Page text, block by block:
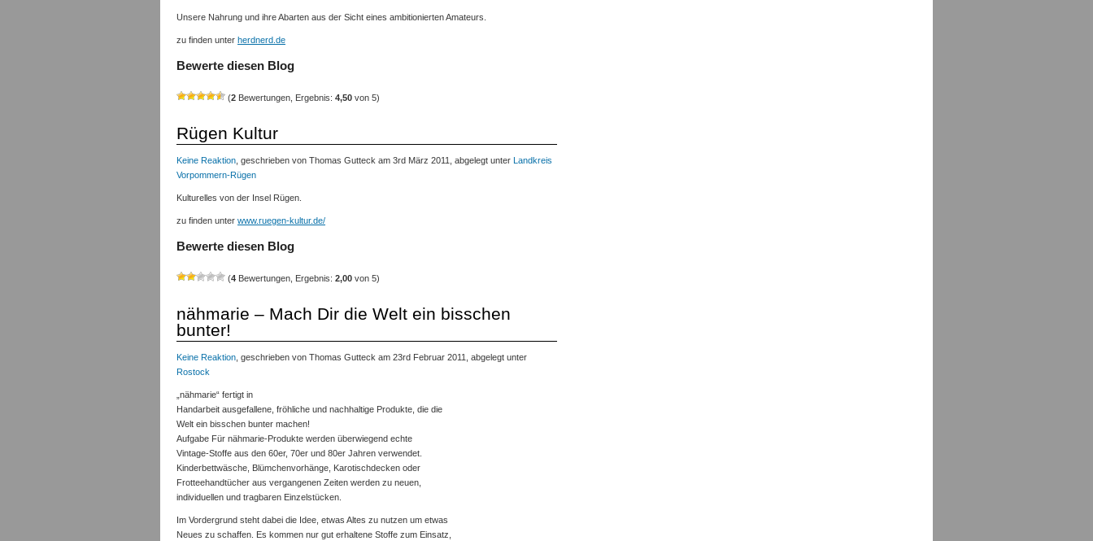
Unsere Nahrung und ihre Abarten aus der Sicht eines ambitionierten Amateurs.
zu finden unter herdnerd.de
Bewerte diesen Blog
(2 Bewertungen, Ergebnis: 4,50 von 5)
Rügen Kultur
Keine Reaktion , geschrieben von Thomas Gutteck am 3rd März 2011, abgelegt unter Landkreis
Vorpommern-Rügen
Kulturelles von der Insel Rügen.
zu finden unter www.ruegen-kultur.de/
Bewerte diesen Blog
(4 Bewertungen, Ergebnis: 2,00 von 5)
nähmarie – Mach Dir die Welt ein bisschen
bunter!
Keine Reaktion , geschrieben von Thomas Gutteck am 23rd Februar 2011, abgelegt unter
Rostock
„nähmarie“ fertigt in
Handarbeit ausgefallene, fröhliche und nachhaltige Produkte, die die
Welt ein bisschen bunter machen!
Aufgabe Für nähmarie-Produkte werden überwiegend echte
Vintage-Stoffe aus den 60er, 70er und 80er Jahren verwendet.
Kinderbettwäsche, Blümchenvorhänge, Karotischdecken oder
Frotteehandtücher aus vergangenen Zeiten werden zu neuen,
individuellen und tragbaren Einzelstücken.
Im Vordergrund steht dabei die Idee, etwas Altes zu nutzen um etwas
Neues zu schaffen. Es kommen nur gut erhaltene Stoffe zum Einsatz,